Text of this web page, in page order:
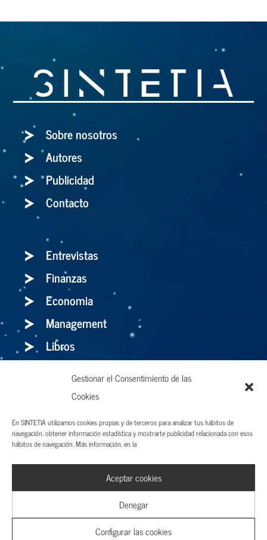
Gestionar el Consentimiento de las
Cookies
En SINTETIA utilizamos cookies propias y de terceros para analizar tus hábitos de
navegación, obtener información estadística y mostrarte publicidad relacionada con esos
hábitos de navegación. Más información, en la
Aceptar cookies
Denegar
Configurar las cookies
Sobre nosotros
Autores
Publicidad
Contacto
Entrevistas
Finanzas
Economia
Management
Libros
Holaluz: para bien o para mal, el storytelling
Aviso legal y Términos de uso
Política de privacidad
Cookies